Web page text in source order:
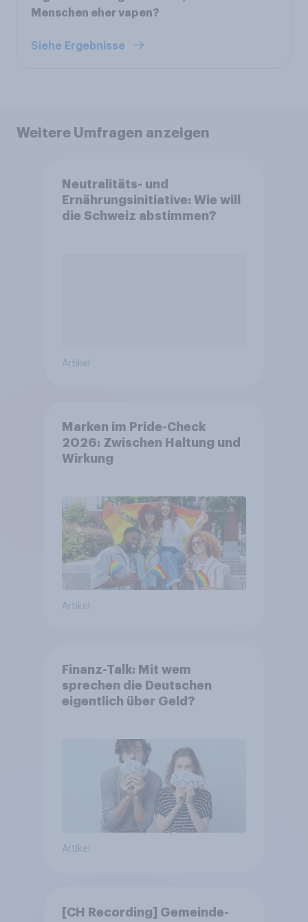
Menschen eher vapen?
Siehe Ergebnisse
Weitere Umfragen anzeigen
Neutralitäts- und
Ernährungsinitiative: Wie will
die Schweiz abstimmen?
Artikel
Marken im Pride-Check
2026: Zwischen Haltung und
Wirkung
Artikel
Finanz-Talk: Mit wem
sprechen die Deutschen
eigentlich über Geld?
Artikel
[CH Recording] Gemeinde-